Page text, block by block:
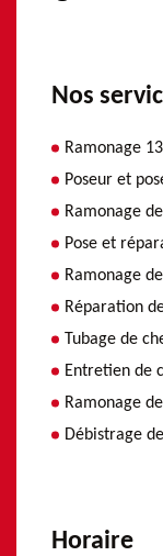
Nos
Ramonage 13
Poseur et
Ramonage
Pose et
Ramonage
Réparation
Tubage de
Entretien de
Ramonage
Débistrage
Horaire